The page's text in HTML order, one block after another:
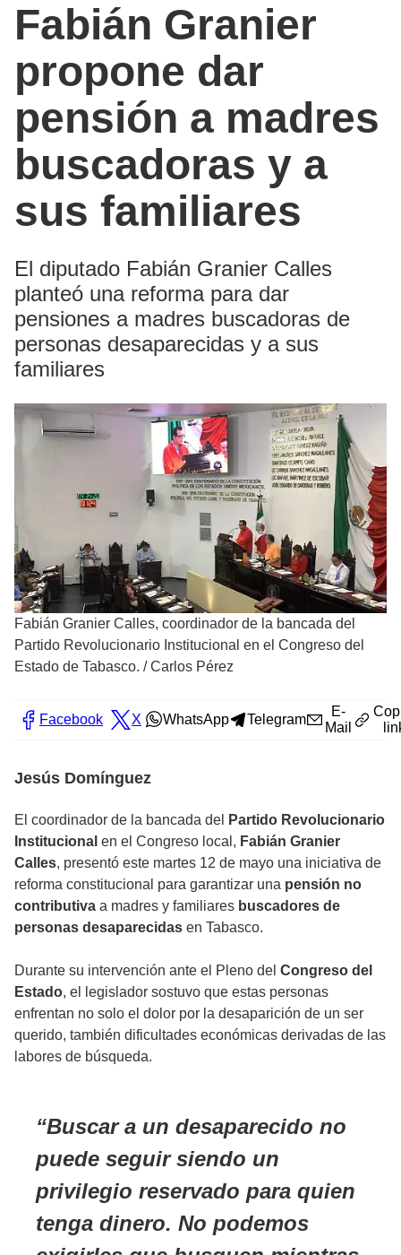
Fabián Granier
propone dar
pensión a madres
buscadoras y a
sus familiares
El diputado Fabián Granier Calles
planteó una reforma para dar
pensiones a madres buscadoras de
personas desaparecidas y a sus
familiares
Fabián Granier Calles, coordinador de la bancada del
Partido Revolucionario Institucional en el Congreso del
Estado de Tabasco. /Carlos Pérez
Facebook X WhatsApp Telegram
E-
Mail
Jesús Domínguez
El coordinador de la bancada del
Partido Revolucionario
Institucional en el Congreso local, Fabián Granier
Calles, presentó este martes 12 de mayo una iniciativa de
reforma constitucional para garantizar una pensión no
contributiva a madres y familiares buscadores de
personas desaparecidas en Tabasco.
Durante su intervención ante el Pleno del Congreso del
Estado, el legislador sostuvo que estas personas
enfrentan no solo el dolor por la desaparición de un ser
querido, también dificultades económicas derivadas de las
labores de búsqueda.
Buscar a un desaparecido no
puede seguir siendo un
privilegio reservado para quien
tenga dinero. No podemos